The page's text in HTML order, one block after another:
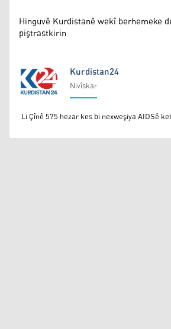
Hinguvê Kurdistanê wekî berhemeke
piştrastkirin
Kurdistan24
Kurdistan24
Nivîskar
Li Çînê 575 hezar kes bi nexweşiya AIDSê